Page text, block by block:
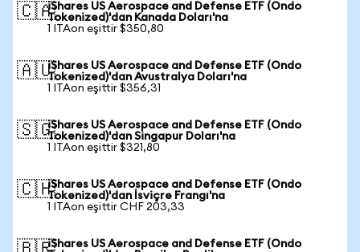
🇨🇦iShares US Aerospace and Defense ETF (Ondo
Tokenized)'dan Kanada Doları'na
1 ITAon eşittir $350,80
🇦🇺iShares US Aerospace and Defense ETF (Ondo
Tokenized)'dan Avustralya Doları'na
1 ITAon eşittir $356,31
🇸🇬iShares US Aerospace and Defense ETF (Ondo
Tokenized)'dan Singapur Doları'na
1 ITAon eşittir $321,80
🇨🇭iShares US Aerospace and Defense ETF (Ondo
Tokenized)'dan İsviçre Frangı'na
1 ITAon eşittir CHF 203,33
iShares US Aerospace and Defense ETF (Ondo